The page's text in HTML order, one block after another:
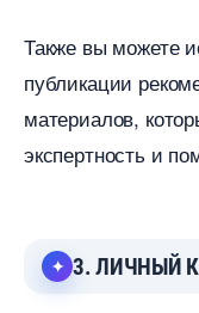
Также вы можете
публикации
материалов,
экспертность и
3. ЛИЧНЫЙ